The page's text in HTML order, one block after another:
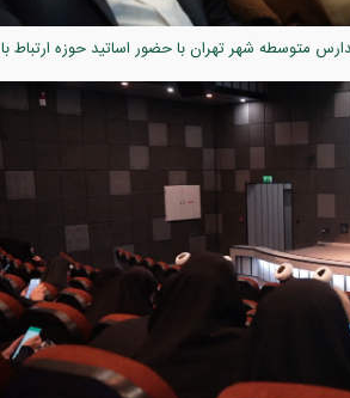
متوسطه شهر تهران با حضور اساتید حوزه ارتباط با